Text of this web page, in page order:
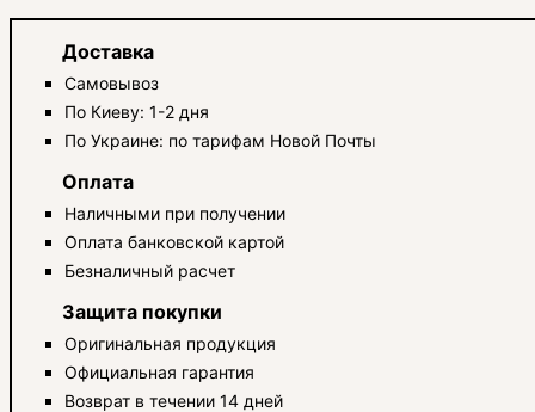
Доставка
Самовывоз
По Киеву: 1-2 дня
По Украине: по тарифам Новой Почты
Оплата
Наличными при получении
Оплата банковской картой
Безналичный расчет
Защита покупки
Оригинальная продукция
Официальная гарантия
Возврат в течении 14 дней